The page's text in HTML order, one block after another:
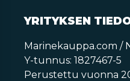
YRITYKSEN
Marinekauppa.com /
Y-tunnus: 1827467-5
Perustettu vuonna